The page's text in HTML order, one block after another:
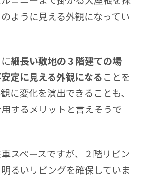
ように見える外観になってい
細長い敷地の３階建ての場
定に見える外観になることを
に変化を演出できることも、
するメリットと言えそうで
スペースですが、２階リビン
るいリビングを確保していま